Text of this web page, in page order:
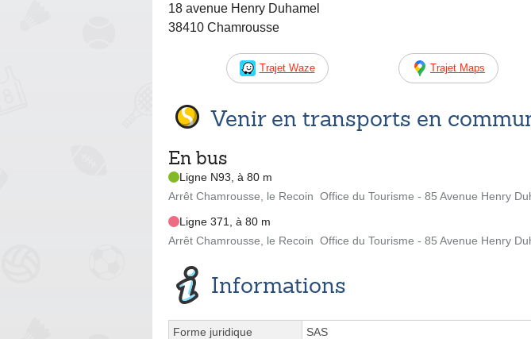
18 avenue Henry Duhamel
38410 Chamrousse
Trajet Waze Trajet Maps
Venir en transports en
En bus
Ligne N93, à 80 m
Arrêt Chamrousse, le Recoin  Office du Tourisme - 85 Avenue Henry
Ligne 371, à 80 m
Arrêt Chamrousse, le Recoin  Office du Tourisme - 85 Avenue Henry
Informations
Forme juridique
SAS